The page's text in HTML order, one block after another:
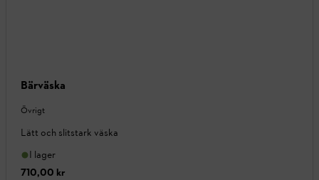
Bärväska
Övrigt
Lätt och slitstark väska
I lager
710,00 kr